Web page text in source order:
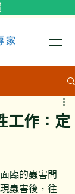
工作：定
臨的蟲害問
蟲害後，往